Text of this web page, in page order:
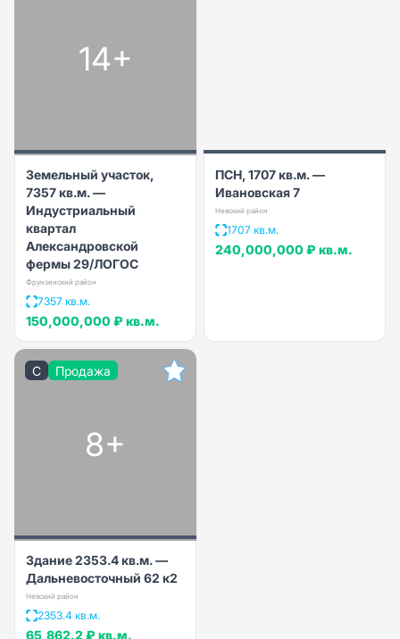
14+
Земельный участок,
7357 кв.м. —
Индустриальный
квартал
Александровской
фермы 29/ЛОГОС
Фрунзенский район
7357 кв.м.
150,000,000 ₽ кв.м.
ПСН, 1707 кв.м. —
Ивановская 7
Невский район
1707 кв.м.
240,000,000 ₽ кв.м.
C Продажа
8+
Здание 2353.4 кв.м. —
Дальневосточный 62 к2
Невский район
2353.4 кв.м.
65,862.2 ₽ кв.м.